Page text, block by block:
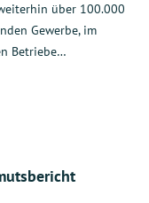
über 100.000
Gewerbe, im
Betriebe…